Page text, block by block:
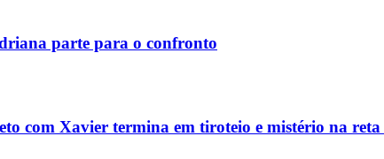
parte para o confronto
com Xavier termina em tiroteio e mistério na